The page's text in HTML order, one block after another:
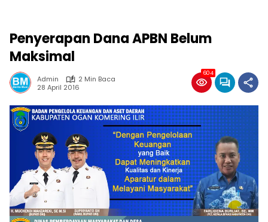
Penyerapan Dana APBN Belum
Maksimal
Admin
2 Min Baca
28 April 2016
604